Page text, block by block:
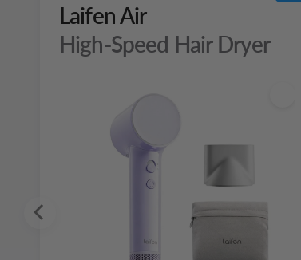
Laifen Air
High-Speed Hair Dryer